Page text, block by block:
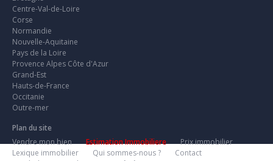
Centre-Val-de-Loire
Corse
Normandie
Nouvelle-Aquitaine
Pays de la Loire
Provence Alpes Côte d'Azur
Grand-Est
Hauts-de-France
Occitanie
Outre-mer
Plan du site
Vendre mon bien
Estimation Immobiliere
Prix immobilier
Lexique immobilier
Qui sommes-nous ?
Contact